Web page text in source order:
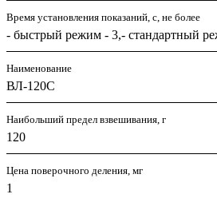
Время установления показаний, с, не более
- быстрый режим - 3,- стандартный
Наименование
ВЛ-120С
Наибольший предел взвешивания, г
120
Цена поверочного деления, мг
1